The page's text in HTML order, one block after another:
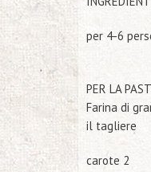
per 4-6
PER LA
Farina di
il tagliere
carote 2